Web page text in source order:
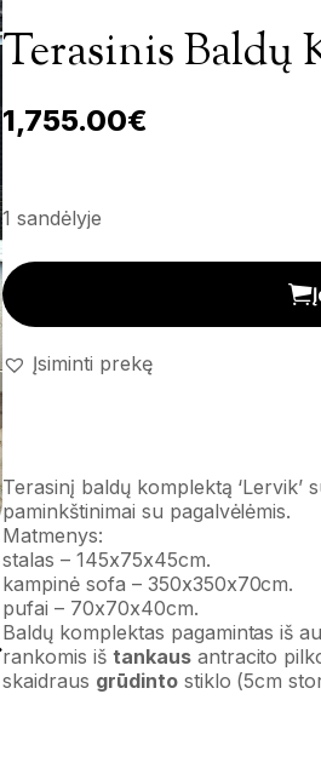
Terasinis Baldų
1,755.00€
1 sandėlyje
Terasinis baldų komplektas 'Lervik'
Įsiminti prekę
Terasinį baldų komplektą
paminkštinimai su pagalvėlėmis.
Matmenys:
stalas – 145x75x45cm.
kampinė sofa – 350x350x70cm.
pufai – 70x70x40cm.
Baldų komplektas pagamintas iš
rankomis iš tankausantracito
skaidraus grūdintostiklo (5cm